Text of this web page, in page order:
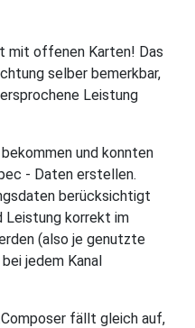
mit offenen Karten! Das
selber bemerkbar,
Leistung
und konnten
- Daten erstellen.
berücksichtigt
Leistung korrekt im
(also je genutzte
jedem Kanal
fällt gleich auf,